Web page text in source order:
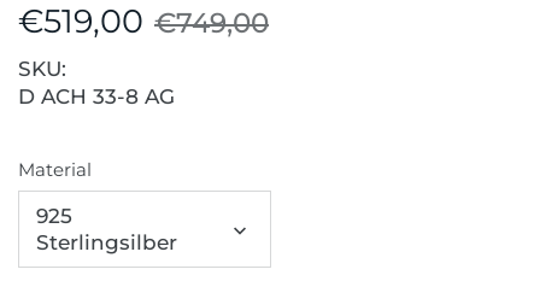
€519,00 €749,00
SKU:
D ACH 33-8 AG
Material
925
Sterlingsilber